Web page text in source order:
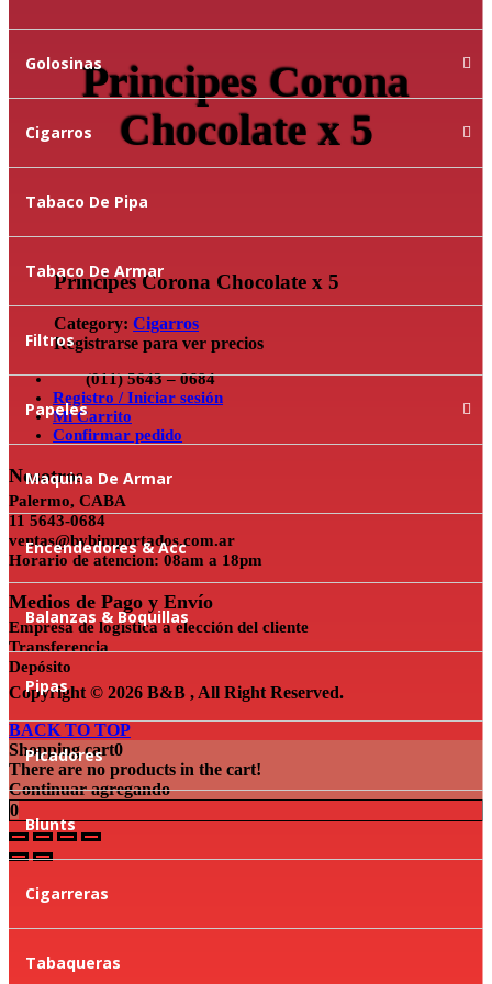
Golosinas
Cigarros
Tabaco De Pipa
Tabaco De Armar
Filtros
Papeles
Maquina De Armar
Encendedores & Acc
Balanzas & Boquillas
Pipas
Picadores
Blunts
Cigarreras
Tabaqueras
Principes Corona
Chocolate x 5
Principes Corona Chocolate x 5
Category: Cigarros
Registrarse para ver precios
(011) 5643 – 0684
Registro / Iniciar sesión
Mi Carrito
Confirmar pedido
Nosotros
Palermo, CABA
11 5643-0684
ventas@bybimportados.com.ar
Horario de atencion: 08am a 18pm
Medios de Pago y Envío
Empresa de logística a elección del cliente
Transferencia
Depósito
Copyright © 2026 B&B , All Right Reserved.
BACK TO TOP
Shopping cart0
There are no products in the cart!
Continuar agregando
0